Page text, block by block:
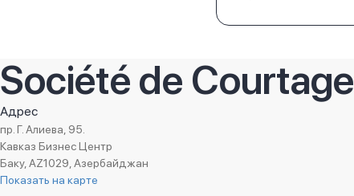
Société de Courtage
Адрес
пр. Г. Алиева, 95.
Кавказ Бизнес Центр
Баку, AZ1029, Азербайджан
Показать на карте